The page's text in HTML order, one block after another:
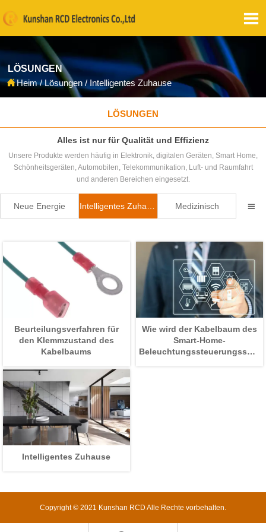

LÖSUNGEN
Heim/Lösungen /Intelligentes Zuhause
LÖSUNGEN
Alles ist nur für Qualität und Effizienz
Unsere Produkte werden häufig in Elektronik, digitalen Geräten, Smart Home,
Schönheitsgeräten, Automobilen, Telekommunikation, Luft- und Raumfahrt
und anderen Bereichen eingesetzt.
Neue Energie Medizinisch 
Beurteilungsverfahren für
den Klemmzustand des
Kabelbaums
Wie wird der Kabelbaum des
Smart-Home-
Intelligentes Zuhause
Copyright © 2021 Kunshan RCD Alle Rechte vorbehalten.